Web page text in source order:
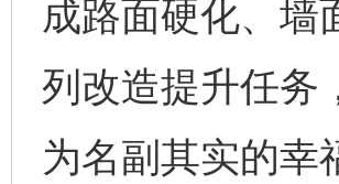
成路面硬化、墙
列改造提升任务
为名副其实的幸